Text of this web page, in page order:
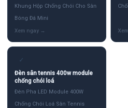
Khung Hộp Chống Chói Cho Sân
Bóng Đá Mini
✓
Đèn sân tennis 400w module
chống chói loá
Đèn Pha LED Module 400W
Chống Chói Loá Sân Tennis